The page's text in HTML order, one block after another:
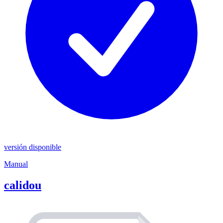
versión disponible
Manual
calidou